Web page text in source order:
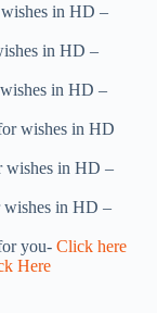
in HD –
in HD –
in HD –
wishes in HD
wishes in HD –
in HD –
you- Click here
Here